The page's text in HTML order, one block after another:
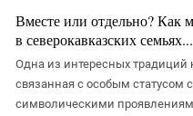
Вместе или отдельно? Как
в северокавказских семьях...
Одна из интересных традиций
связанная с особым статусом
символическими